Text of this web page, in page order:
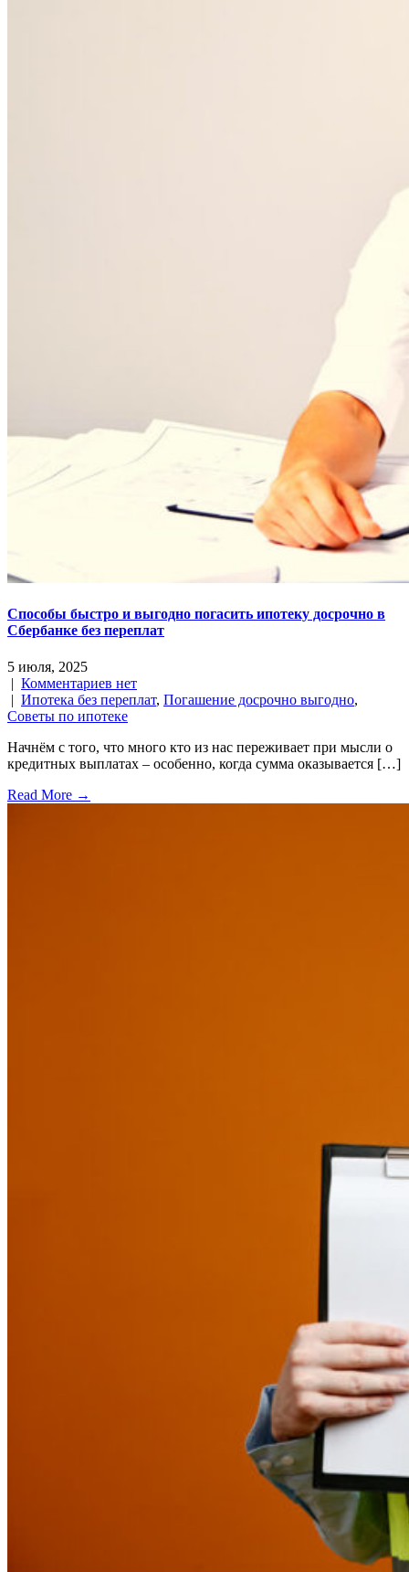
Способы быстро и выгодно погасить ипотеку досрочно в
Сбербанке без переплат
5 июля, 2025
| Комментариев нет
| Ипотека без переплат, Погашение досрочно выгодно,
Советы по ипотеке
Начнём с того, что много кто из нас переживает при мысли о
кредитных выплатах – особенно, когда сумма оказывается […]
Read More →